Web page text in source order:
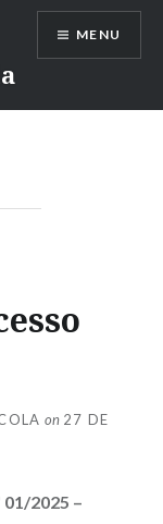
MENU
on 27 DE
01/2025 –